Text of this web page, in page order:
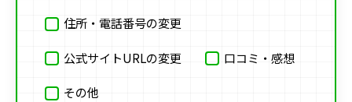
住所・電話番号の変更
公式サイトURLの変更 口コミ・感想
その他